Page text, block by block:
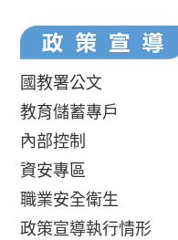
國教署公文
教育儲蓄專戶
內部控制
資安專區
職業安全衛生
政策宣導執行情形